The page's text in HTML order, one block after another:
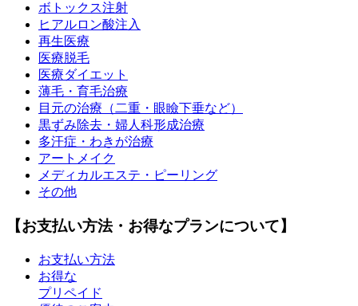
ボトックス注射
ヒアルロン酸注入
再生医療
医療脱毛
医療ダイエット
薄毛・育毛治療
目元の治療（二重・眼瞼下垂など）
黒ずみ除去・婦人科形成治療
多汗症・わきが治療
アートメイク
メディカルエステ・ピーリング
その他
【お支払い方法・お得なプランについて】
お支払い方法
お得な
プリペイド